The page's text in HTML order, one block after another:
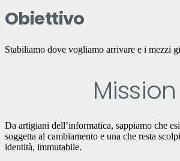
Obiettivo
Stabiliamo dove vogliamo arrivare e i mezzi
Mission
Da artigiani dell’informatica, sappiamo che
soggetta al cambiamento e una che resta
identità, immutabile.